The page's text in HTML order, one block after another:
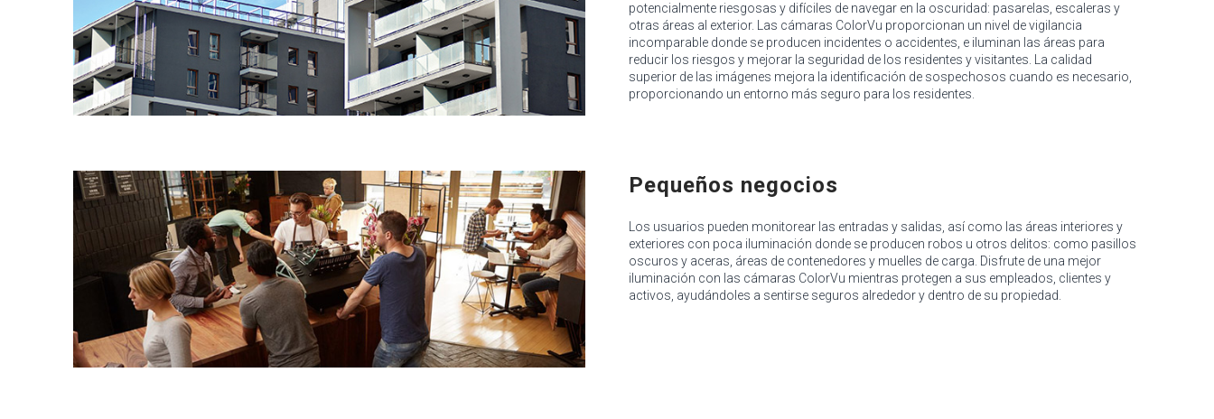
potencialmente riesgosas y difíciles de navegar en la oscuridad: pasarelas, escaleras y
otras áreas al exterior. Las cámaras ColorVu proporcionan un nivel de vigilancia
incomparable donde se producen incidentes o accidentes, e iluminan las áreas para
reducir los riesgos y mejorar la seguridad de los residentes y visitantes. La calidad
superior de las imágenes mejora la identificación de sospechosos cuando es necesario,
proporcionando un entorno más seguro para los residentes.
Pequeños negocios
Los usuarios pueden monitorear las entradas y salidas, así como las áreas interiores y
exteriores con poca iluminación donde se producen robos u otros delitos: como pasillos
oscuros y aceras, áreas de contenedores y muelles de carga. Disfrute de una mejor
iluminación con las cámaras ColorVu mientras protegen a sus empleados, clientes y
activos, ayudándoles a sentirse seguros alrededor y dentro de su propiedad.